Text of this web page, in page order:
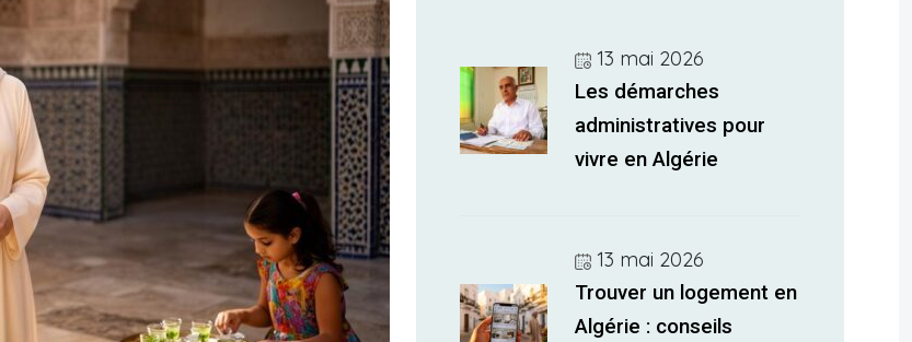
13 mai 2026
Les démarches
administratives pour
vivre en Algérie
13 mai 2026
Trouver un logement en
Algérie : conseils